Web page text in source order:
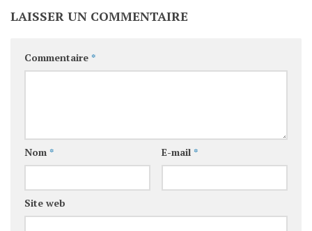
LAISSER UN COMMENTAIRE
Commentaire *
Nom * E-mail *
Site web